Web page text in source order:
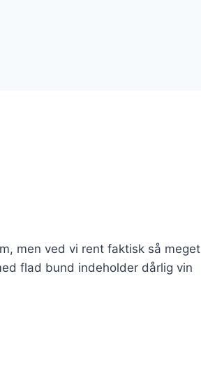
men ved vi rent faktisk så meget
flad bund indeholder dårlig vin